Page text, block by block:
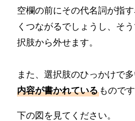
空欄の前にその代名詞が指
くつながるでしょうし、そ
択肢から外せます。
また、選択肢のひっかけで
内容が書かれているものです
下の図を見てください。